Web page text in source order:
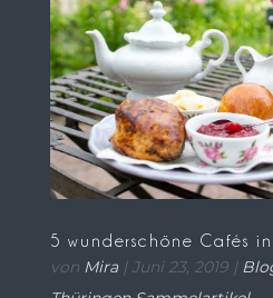
5 wunderschöne Cafés
von Mira| Juni 23, 2019|